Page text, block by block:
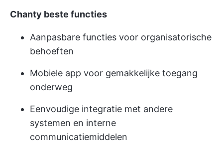
Chanty beste functies
Aanpasbare functies voor organisatorische
behoeften
Mobiele app voor gemakkelijke toegang
onderweg
Eenvoudige integratie met andere
systemen en interne
communicatiemiddelen